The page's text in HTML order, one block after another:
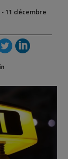
- 11 décembre